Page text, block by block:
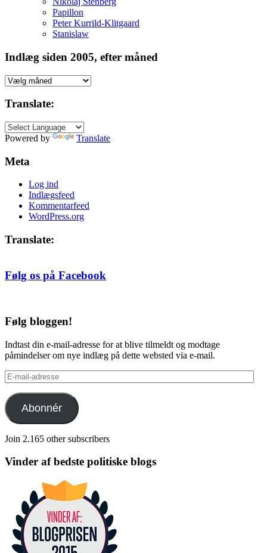
Papillon
Peter Kurrild-Klitgaard
Stanislaw
Indlæg siden 2005, efter måned
Indlæg
2005,
måned
Translate:
Powered by Translate
Meta
Log ind
Indlægsfeed
Kommentarfeed
WordPress.org
Translate:
Følg os på Facebook
Følg bloggen!
Indtast din e-mail-adresse for at blive tilmeldt og modtage
påmindelser om nye indlæg på dette websted via e-mail.
E-
mail-
adresse
Abonnér
Join 2.165 other subscribers
Vinder af bedste politiske blogs